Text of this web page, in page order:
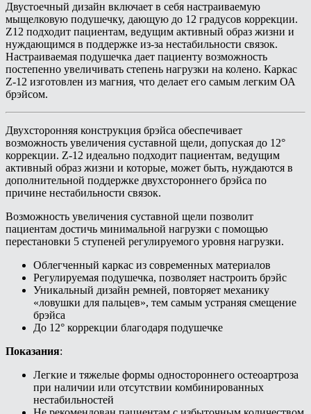
Двустоечный дизайн включает в себя настраиваемую
мыщелковую подушечку, дающую до 12 градусов коррекции.
Z12 подходит пациентам, ведущим активный образ жизни и
нуждающимся в поддержке из-за нестабильности связок.
Настраиваемая подушечка дает пациенту возможность
постепенно увеличивать степень нагрузки на колено. Каркас
Z-12 изготовлен из магния, что делает его самым легким ОА
брэйсом.
Двухсторонняя конструкция брэйса обеспечивает
возможность увеличения суставной щели, допуская до 12°
коррекции. Z-12 идеально подходит пациентам, ведущим
активный образ жизни и которые, может быть, нуждаются в
дополнительной поддержке двухстороннего брэйса по
причине нестабильности связок.
Возможность увеличения суставной щели позволит
пациентам достичь минимальной нагрузки с помощью
перестановки 5 ступеней регулируемого уровня нагрузки.
Облегченный каркас из современных материалов
Регулируемая подушечка, позволяет настроить брэйс
Уникальный дизайн ремней, повторяет механику
«ловушки для пальцев», тем самым устраняя смещение
брэйса
До 12° коррекции благодаря подушечке
Показания:
Легкие и тяжелые формы одностороннего остеоартроза
при наличии или отсутствии комбинированных
нестабильностей